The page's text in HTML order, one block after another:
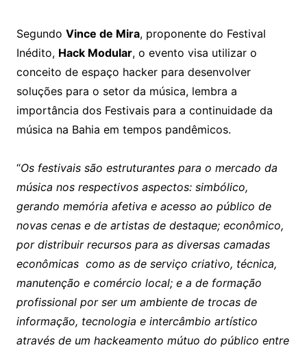
Segundo Vince de Mira, proponente do Festival
Inédito, Hack Modular, o evento visa utilizar o
conceito de espaço hacker para desenvolver
soluções para o setor da música, lembra a
importância dos Festivais para a continuidade da
música na Bahia em tempos pandêmicos.
“Os festivais são estruturantes para o mercado da
música nos respectivos aspectos: simbólico,
gerando memória afetiva e acesso ao público de
novas cenas e de artistas de destaque; econômico,
por distribuir recursos para as diversas camadas
econômicas como as de serviço criativo, técnica,
manutenção e comércio local; e a de formação
profissional por ser um ambiente de trocas de
informação, tecnologia e intercâmbio artístico
através de um hackeamento mútuo do público entre